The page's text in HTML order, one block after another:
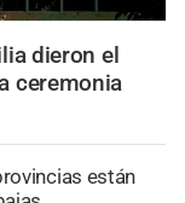
dieron el
ceremonia
están